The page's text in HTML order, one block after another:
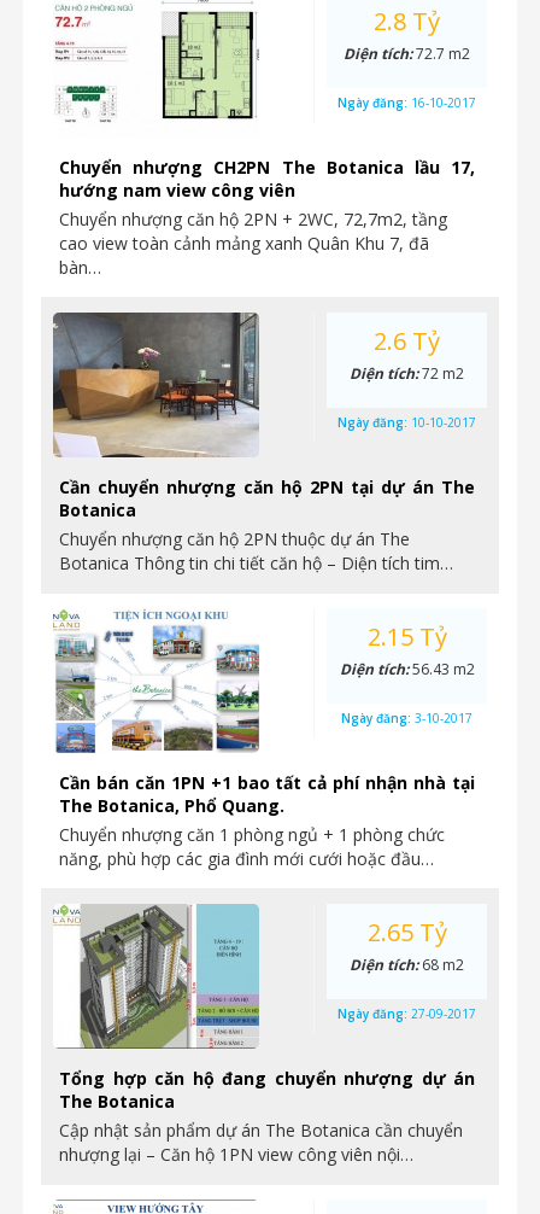
Chuyển nhượng CH2PN The Botanica lầu 17,
hướng nam view công viên
Chuyển nhượng căn hộ 2PN + 2WC, 72,7m2, tầng
cao view toàn cảnh mảng xanh Quân Khu 7, đã
bàn…
2.8 Tỷ
Diện tích:72.7 m2
Ngày đăng: 16-10-2017
Cần chuyển nhượng căn hộ 2PN tại dự án The
Botanica
Chuyển nhượng căn hộ 2PN thuộc dự án The
Botanica Thông tin chi tiết căn hộ – Diện tích tim…
2.6 Tỷ
Diện tích:72 m2
Ngày đăng: 10-10-2017
Cần bán căn 1PN +1 bao tất cả phí nhận nhà tại
The Botanica, Phổ Quang.
Chuyển nhượng căn 1 phòng ngủ + 1 phòng chức
năng, phù hợp các gia đình mới cưới hoặc đầu…
2.15 Tỷ
Diện tích:56.43 m2
Ngày đăng: 3-10-2017
Tổng hợp căn hộ đang chuyển nhượng dự án
The Botanica
Cập nhật sản phẩm dự án The Botanica cần chuyển
nhượng lại – Căn hộ 1PN view công viên nội…
2.65 Tỷ
Diện tích:68 m2
Ngày đăng: 27-09-2017